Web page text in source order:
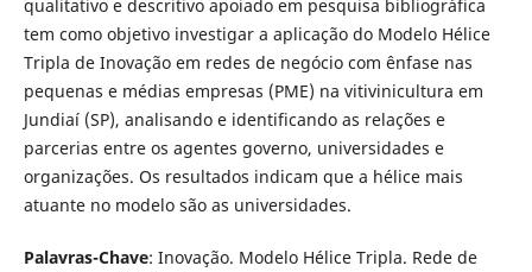
qualitativo e descritivo apoiado em pesquisa bibliográfica
tem como objetivo investigar a aplicação do Modelo Hélice
Tripla de Inovação em redes de negócio com ênfase nas
pequenas e médias empresas (PME) na vitivinicultura em
Jundiaí (SP), analisando e identificando as relações e
parcerias entre os agentes governo, universidades e
organizações. Os resultados indicam que a hélice mais
atuante no modelo são as universidades.
Palavras-Chave: Inovação. Modelo Hélice Tripla. Rede de